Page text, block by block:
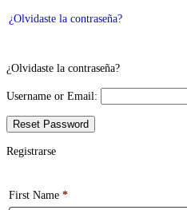
¿Olvidaste la contraseña?
¿Olvidaste la contraseña?
Username or Email:
Registrarse
First Name *